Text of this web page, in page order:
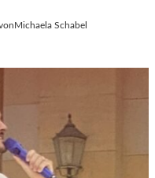
Michaela Schabel